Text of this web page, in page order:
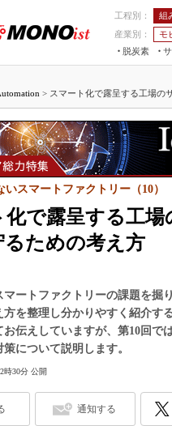
工程別： 組
産業別：
モ
脱炭素
つながる工場
つながるサービス
AI×設備保全
Physical AI
> スマート化で露呈する工場の
化で露呈する工
るための考え方
いスマートファクトリー（10）
マートファクトリーの課題を掘
方を整理し分かりやすく紹介す
お伝えしていますが、第10回で
について説明します。
時30分 公開
通知する